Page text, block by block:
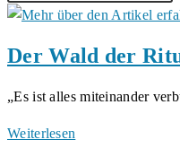
Website
Der Wald der
„Es ist alles miteinander
Weiterlesen